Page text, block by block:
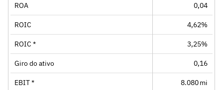
ROA 0,04
ROIC 4,62%
ROIC * 3,25%
Giro do ativo 0,16
EBIT * 8.080 mi